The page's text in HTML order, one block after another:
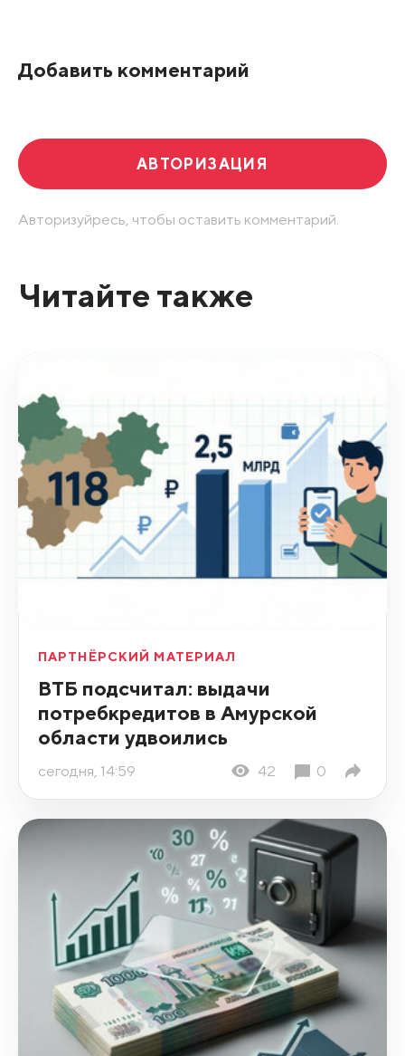
Добавить комментарий
АВТОРИЗАЦИЯ
Авторизуйресь, чтобы оставить комментарий.
Читайте также
ПАРТНЁРСКИЙ МАТЕРИАЛ
ВТБ подсчитал: выдачи
потребкредитов в Амурской
области удвоились
сегодня, 14:59 42 0